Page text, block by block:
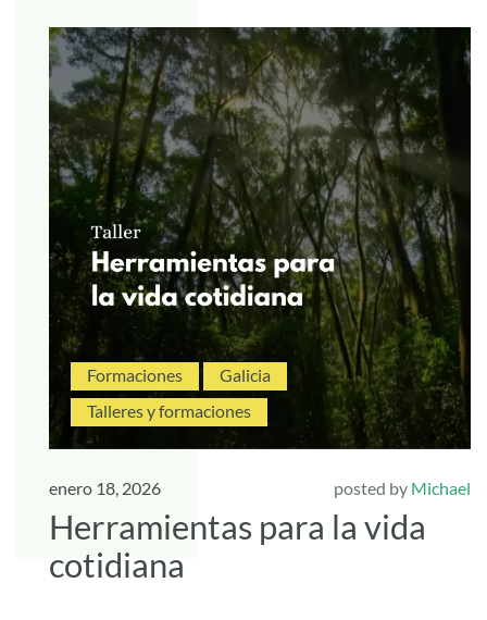
Formaciones
Galicia
Talleres y formaciones
enero 18, 2026 posted by Michael
Herramientas para la vida
cotidiana